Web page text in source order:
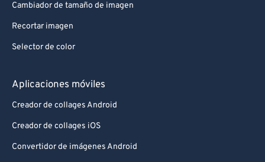
Cambiador de tamaño de imagen
Recortar imagen
Selector de color
Aplicaciones móviles
Creador de collages Android
Creador de collages iOS
Convertidor de imágenes Android